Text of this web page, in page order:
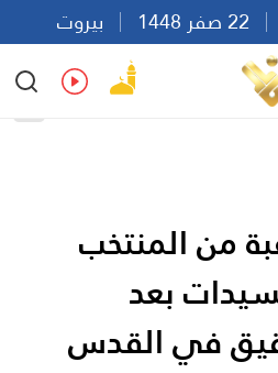
بيروت
Ar
من المنتخب
بعد
في القدس